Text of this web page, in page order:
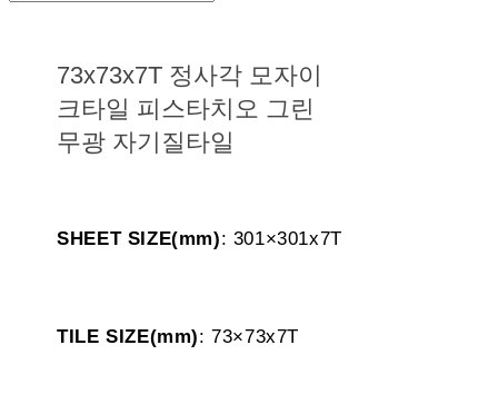
73x73x7T 정사각 모자이
크타일 피스타치오 그린
무광 자기질타일
SHEET SIZE(mm): 301×301x7T
TILE SIZE(mm): 73×73x7T